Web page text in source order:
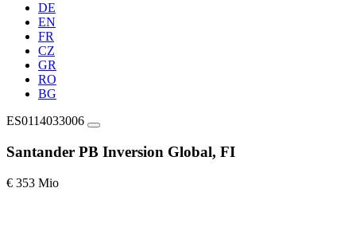
DE
EN
FR
CZ
GR
RO
BG
ES0114033006
Santander PB Inversion Global, FI
€ 353 Mio